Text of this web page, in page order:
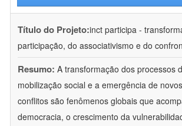
Título do Projeto:inct participa -
participação, do associativismo e do
Resumo: A transformação dos processos
mobilização social e a emergência de
conflitos são fenômenos globais que
democracia, o crescimento da